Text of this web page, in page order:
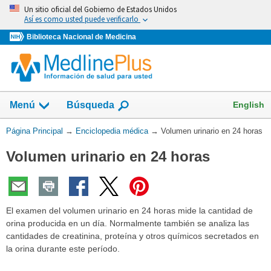
Omita
vaya
al
Contenido
Un sitio oficial del Gobierno de Estados Unidos
Así es como usted puede verificarlo
Biblioteca Nacional de Medicina
Menú Búsqueda English
Usted
aquí:
Página Principal → Enciclopedia médica → Volumen urinario en 24 horas
Volumen urinario en 24 horas
El examen del volumen urinario en 24 horas mide la cantidad de
orina producida en un día. Normalmente también se analiza las
cantidades de creatinina, proteína y otros químicos secretados en
la orina durante este período.